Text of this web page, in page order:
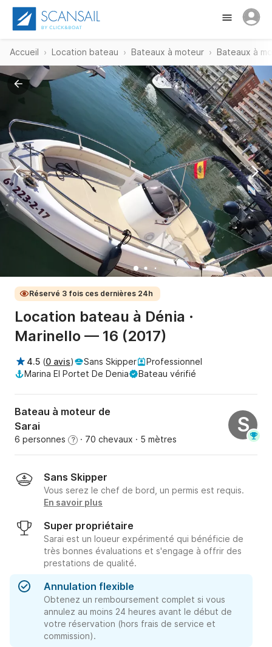
Accueil Location bateau Bateaux à moteur Bateaux à
Réservé 3 fois ces dernières 24h
Location bateau à Dénia ·
Marinello — 16 (2017)
4.5 (0 avis) Sans Skipper
Professionnel
Marina El Portet De Denia
Bateau vérifié
Bateau à moteur de
Sarai
6 personnes ? · 70 chevaux · 5 mètres
S
Sans Skipper
Vous serez le chef de bord, un permis est requis.
En savoir plus
Super propriétaire
Sarai est un loueur expérimenté qui bénéficie de
très bonnes évaluations et s'engage à offrir des
prestations de qualité.
Annulation flexible
Obtenez un remboursement complet si vous
annulez au moins 24 heures avant le début de
votre réservation (hors frais de service et
commission).